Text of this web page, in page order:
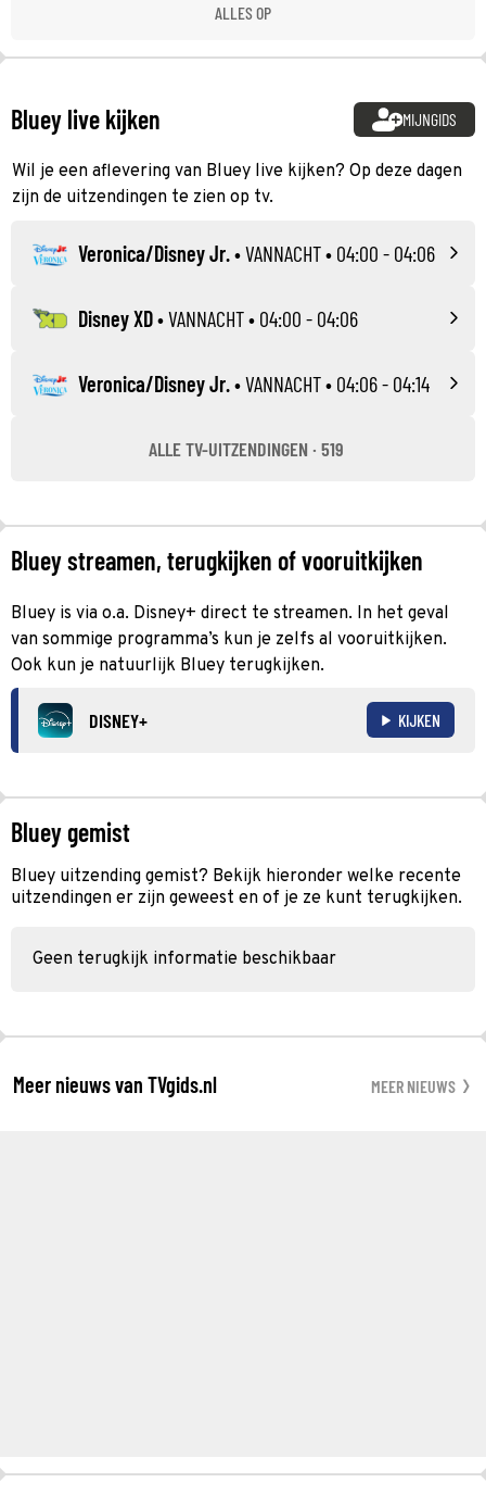
ALLES OP
Bluey live kijken MIJNGIDS
Wil je een aflevering van Bluey live kijken? Op deze dagen
zijn de uitzendingen te zien op tv.
Veronica/Disney Jr.•VANNACHT• 04:00 - 04:06
Disney XD•VANNACHT• 04:00 - 04:06
Veronica/Disney Jr.•VANNACHT• 04:06 - 04:14
ALLE TV-UITZENDINGEN · 519
Bluey streamen, terugkijken of vooruitkijken
Bluey is via o.a. Disney+ direct te streamen. In het geval
van sommige programma’s kun je zelfs al vooruitkijken.
Ook kun je natuurlijk Bluey terugkijken.
DISNEY+ KIJKEN
Bluey gemist
Bluey uitzending gemist? Bekijk hieronder welke recente
uitzendingen er zijn geweest en of je ze kunt terugkijken.
Geen terugkijk informatie beschikbaar
Meer nieuws van TVgids.nl MEER NIEUWS